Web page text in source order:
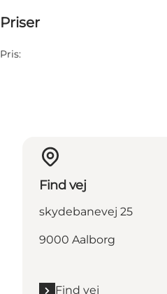
11 November
Priser
Pris:
Find vej
skydebanevej 25
9000 Aalborg
Find vej